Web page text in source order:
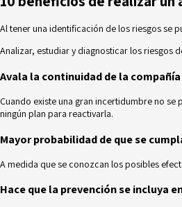
Al tener una identificación de los riesgos se
Analizar, estudiar y diagnosticar los riesgos
Avala la continuidad de la compañía
Cuando existe una gran incertidumbre no
ningún plan para reactivarla.
Mayor probabilidad de que se
A medida que se conozcan los posibles
Hace que la prevención se incluya